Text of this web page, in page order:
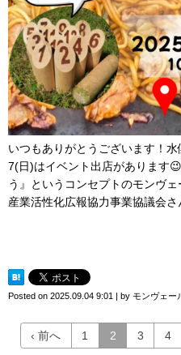
いつもありがとうございます！
7(日)はイベント出店があります
う』というコンセプトのモンヴ
産業活性化広報協力事業協議会さ
Posted on 2025.09.04 9:01 | by モンヴェー
‹ 前へ 1 2 3 4